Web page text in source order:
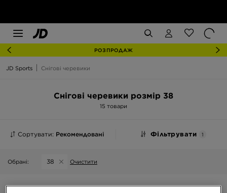
РОЗПРОДАЖ
JD Sports Снігові черевики
Снігові черевики розмір 38
15 товари
Сортувати: Рекомендовані Фільтрувати 1
Обрані: 38 Очистити